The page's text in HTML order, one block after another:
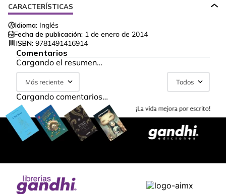
CARACTERÍSTICAS
Idioma: Inglés
Fecha de publicación: 1 de enero de 2014
ISBN: 9781491416914
Comentarios
Cargando el resumen…
Más reciente Todos
Cargando comentarios…